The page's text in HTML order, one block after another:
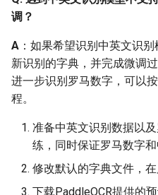
2.8 PP-OCR系统
Q: 在PP-OCR系统中，文
本检测的骨干网络为什么
Q: PP-OCR系统中，文本
检测的结果有置信度吗？
Q: DB文本检测，特征提取
调？
A ：如果希望识别中英文识
新识别的字典，并完成微调
进一步识别罗马数字，可以
程。
准备中英文识别数据以
练，同时保证罗马数字
修改默认的字典文件，
下载PaddleOCR提供的